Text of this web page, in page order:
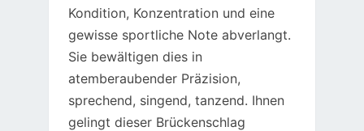
Kondition, Konzentration und eine
gewisse sportliche Note abverlangt.
Sie bewältigen dies in
atemberaubender Präzision,
sprechend, singend, tanzend. Ihnen
gelingt dieser Brückenschlag